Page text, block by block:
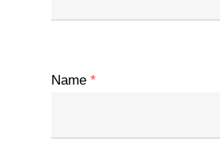
Name *